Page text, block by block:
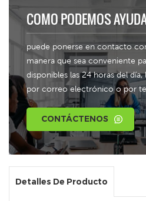
COMO PODEMOS
puede ponerse en contacto
manera que sea conveniente
disponibles las 24 horas del día,
por correo electrónico o por
CONTÁCTENOS
Detalles De Producto